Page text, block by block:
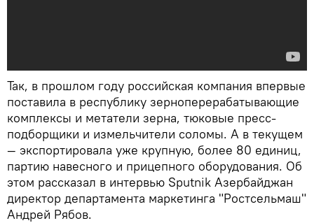
Так, в прошлом году российская компания впервые
поставила в республику зерноперерабатывающие
комплексы и метатели зерна, тюковые пресс-
подборщики и измельчители соломы. А в текущем
— экспортировала уже крупную, более 80 единиц,
партию навесного и прицепного оборудования. Об
этом рассказал в интервью Sputnik Азербайджан
директор департамента маркетинга "Ростсельмаш"
Андрей Рябов.